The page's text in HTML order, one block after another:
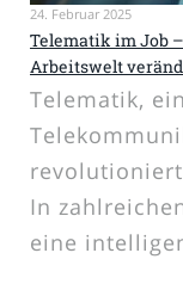
24. Februar 2025
Telematik im Job
Arbeitswelt
Telematik,
In
eine